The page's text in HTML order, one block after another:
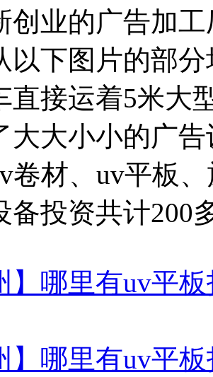
创业的广告加
以下图片的部
直接运着5米大
大大小小的广
卷材、uv平板
备投资共计200
】哪里有uv平
】哪里有uv平